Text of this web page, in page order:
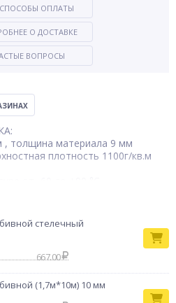
СПОСОБЫ ОПЛАТЫ
О ДОСТАВКЕ
ВОПРОСЫ
, толщина материала 9 мм
плотность 1100г/кв.м
моторного отсека автомобиля,
время на прогрев
времен, является одним из
войлок по многочисленным
стелечный
667.00
(1,7м*10м) 10 мм